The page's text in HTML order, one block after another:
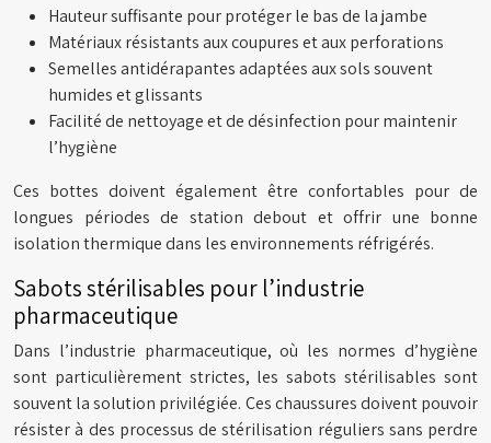
Hauteur suffisante pour protéger le bas de la jambe
Matériaux résistants aux coupures et aux perforations
Semelles antidérapantes adaptées aux sols souvent
humides et glissants
Facilité de nettoyage et de désinfection pour maintenir
l’hygiène
Ces bottes doivent également être confortables pour de
longues périodes de station debout et offrir une bonne
isolation thermique dans les environnements réfrigérés.
Sabots stérilisables pour l’industrie
pharmaceutique
Dans l’industrie pharmaceutique, où les normes d’hygiène
sont particulièrement strictes, les sabots stérilisables sont
souvent la solution privilégiée. Ces chaussures doivent pouvoir
résister à des processus de stérilisation réguliers sans perdre